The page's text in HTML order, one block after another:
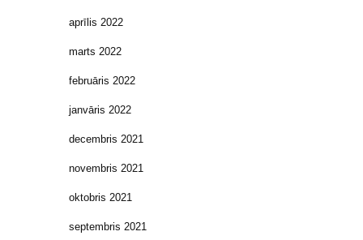
aprīlis 2022
marts 2022
februāris 2022
janvāris 2022
decembris 2021
novembris 2021
oktobris 2021
septembris 2021